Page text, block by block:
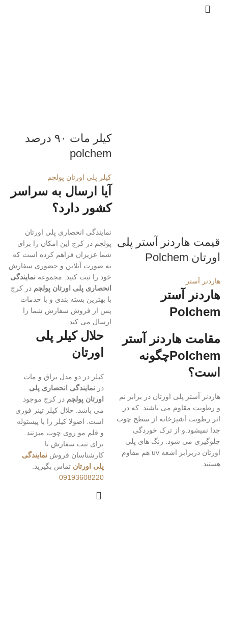
قیمت هاردنر آستر پلی
اورتان Polchem
هاردنر آستر
هاردنر آستر
Polchem
مقامت هاردنر آستر
Polchemچگونه
است؟
هاردنر آستر پلی اورتان در برابر نم
و رطوبت مقاوم می باشند. که در
اثر رطوبت آشپزخانه از سطح چوب
جدا نمیشود.و از ترک خوردگی
جلوگیری می شود. رنگ های پلی
اورتان دربرابر اشعه uv هم مقاوم
هستند.
کیلر مات ۹۰ درصد
polchem
کیلر پلی اورتان پولچم
آیا ارسال به سراسر
کشور دارد؟
نمایندگی انحصاری پلی اورتان
پولچم در کرج این امکان را برای
شما عزیزان فراهم کرده است که
به صورت آنلاین و حضوری سفارش
خود را ثبت کنید. مجموعه نمایندگی
انحصاری پلی اورتان پولچم در کرج
با بهترین بسته بندی و با خدمات
پس از فروش سفارش شما را
ارسال می کند.
حلال کیلر پلی
اورتان
کیلر در دو مدل براق و مات
در نمایندگی انحصاری پلی
اورتان پولچم در کرج موجود
می باشد. حلال کیلر تینر فوری
است. اصولا کیلر را با پیستوله
و قلم مو روی چوب میزنند.
برای ثبت سفارش با
کارشناسان فروش نمایندگی
پلی اورتان تماس بگیرید.
09193608220